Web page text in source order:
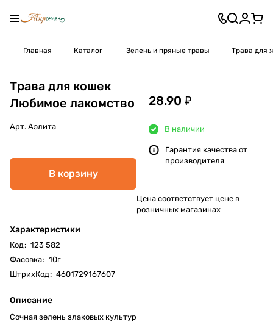
Главная Каталог Зелень и пряные травы Трава для
Трава для кошек
Любимое лакомство
Арт. Аэлита
В корзину
Характеристики
Код: 123 582
Фасовка: 10г
ШтрихКод: 4601729167607
Описание
Сочная зелень злаковых культур
28.90 ₽
В наличии
Гарантия качества от
производителя
Цена соответствует цене в
розничных магазинах